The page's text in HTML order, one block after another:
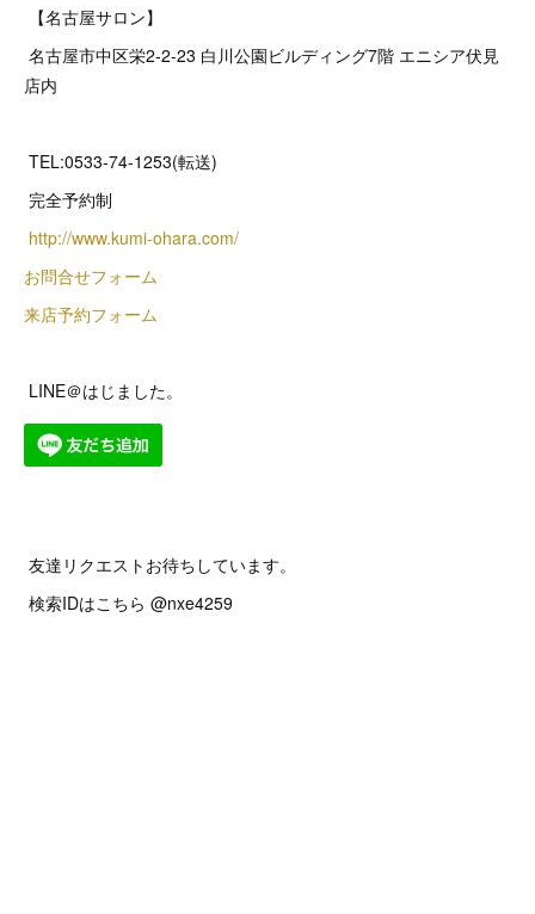
【名古屋サロン】
名古屋市中区栄2‐2‐23 白川公園ビルディング7階 エニシア伏見
店内
TEL:0533-74-1253(転送)
完全予約制
http://www.kumi-ohara.com/
お問合せフォーム
来店予約フォーム
LINE＠はじました。
友達リクエストお待ちしています。
検索IDはこちら @nxe4259